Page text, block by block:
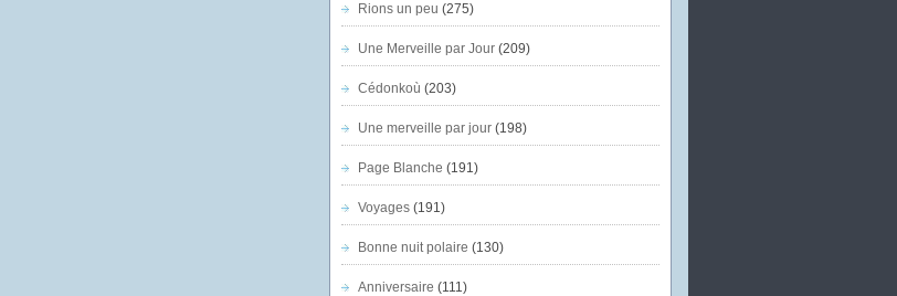
Rions un peu (275)
Une Merveille par Jour(209)
Cédonkoù (203)
Une merveille par jour(198)
Page Blanche (191)
Voyages(191)
Bonne nuit polaire (130)
Anniversaire (111)